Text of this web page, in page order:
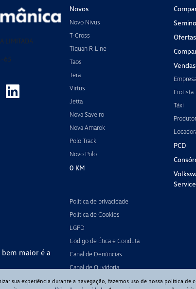
LIMITADA
65
bem maior é a
Novos
Novo Nivus
T-Cross
Tiguan R-Line
Taos
Tera
Virtus
Jetta
Nova Saveiro
Nova Amarok
Polo Track
Novo Polo
0 KM
Ofertas
Frotista
Táxi
PCD
Política de privacidade
Política de Cookies
LGPD
Código de Ética e Conduta
Canal de Denúncias
Canal de Ouvidoria
sua experiência durante a navegação, fazemos uso de nossa política de